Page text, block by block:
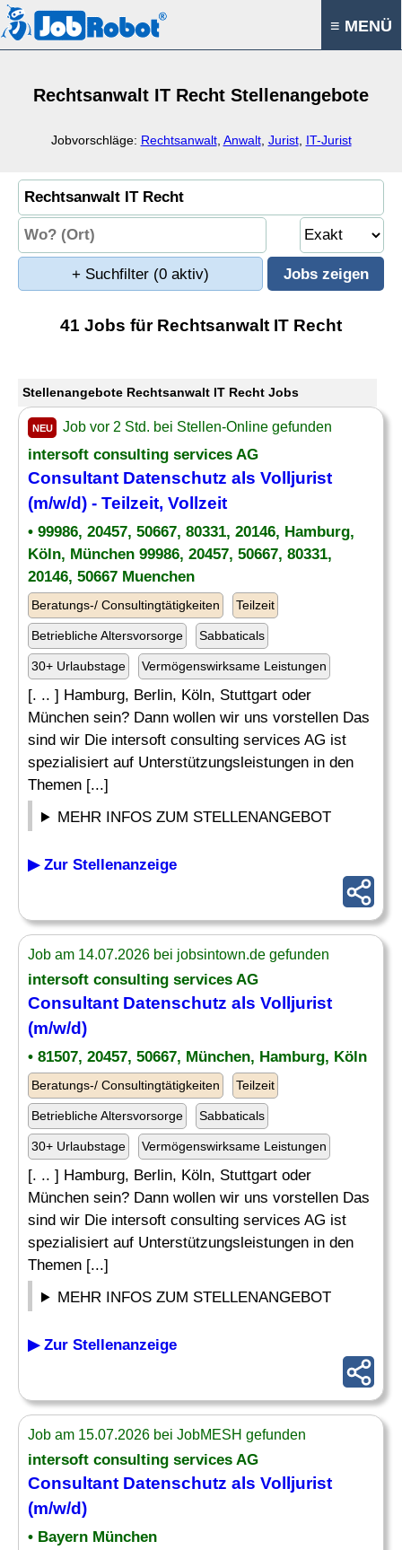
≡ MENÜ
Rechtsanwalt IT Recht Stellenangebote
Jobvorschläge: Rechtsanwalt, Anwalt, Jurist, IT-Jurist
+ Suchfilter (0 aktiv)
41 Jobs für Rechtsanwalt IT Recht
Stellenangebote Rechtsanwalt IT Recht Jobs
NEU Job vor 2 Std. bei Stellen-Online gefunden
intersoft consulting services AG
Consultant Datenschutz als Volljurist
(m/w/d) - Teilzeit, Vollzeit
• 99986, 20457, 50667, 80331, 20146, Hamburg,
Köln, München 99986, 20457, 50667, 80331,
20146, 50667 Muenchen
Beratungs-/ Consultingtätigkeiten Teilzeit
Betriebliche Altersvorsorge Sabbaticals
30+ Urlaubstage Vermögenswirksame Leistungen
[. .. ] Hamburg, Berlin, Köln, Stuttgart oder
München sein? Dann wollen wir uns vorstellen Das
sind wir Die intersoft consulting services AG ist
spezialisiert auf Unterstützungsleistungen in den
Themen [...]
MEHR INFOS ZUM STELLENANGEBOT
▶ Zur Stellenanzeige
Job am 14.07.2026 bei jobsintown.de gefunden
intersoft consulting services AG
Consultant Datenschutz als Volljurist
(m/w/d)
• 81507, 20457, 50667, München, Hamburg, Köln
Beratungs-/ Consultingtätigkeiten Teilzeit
Betriebliche Altersvorsorge Sabbaticals
30+ Urlaubstage Vermögenswirksame Leistungen
[. .. ] Hamburg, Berlin, Köln, Stuttgart oder
München sein? Dann wollen wir uns vorstellen Das
sind wir Die intersoft consulting services AG ist
spezialisiert auf Unterstützungsleistungen in den
Themen [...]
MEHR INFOS ZUM STELLENANGEBOT
▶ Zur Stellenanzeige
Job am 15.07.2026 bei JobMESH gefunden
intersoft consulting services AG
Consultant Datenschutz als Volljurist
(m/w/d)
• Bayern München